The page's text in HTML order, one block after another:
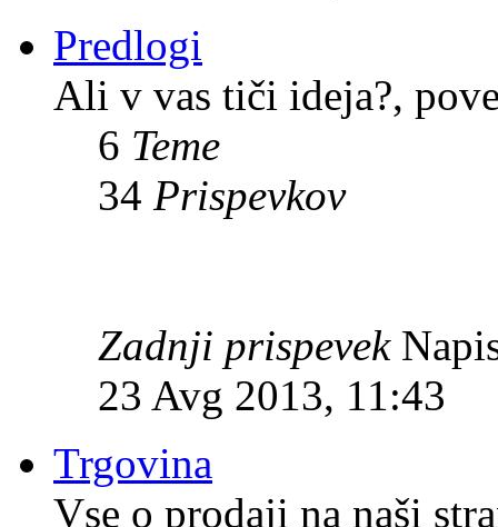
Predlogi
Ali v vas tiči ideja?,
6 Teme
34 Prispevkov
Zadnji prispevek
23 Avg 2013, 11:43
Trgovina
Vse o prodaji na naši